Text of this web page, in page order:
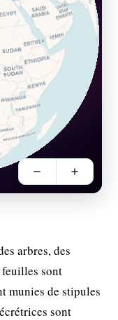
arbres, des
feuilles sont
munies de stipules
sont